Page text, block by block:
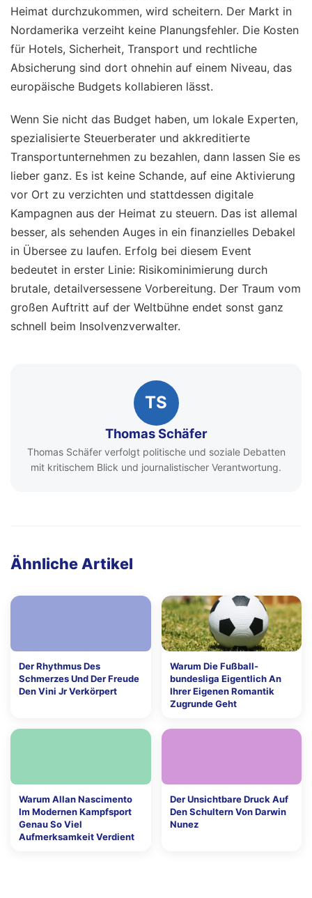
Heimat durchzukommen, wird scheitern. Der Markt in
Nordamerika verzeiht keine Planungsfehler. Die Kosten
für Hotels, Sicherheit, Transport und rechtliche
Absicherung sind dort ohnehin auf einem Niveau, das
europäische Budgets kollabieren lässt.
Wenn Sie nicht das Budget haben, um lokale Experten,
spezialisierte Steuerberater und akkreditierte
Transportunternehmen zu bezahlen, dann lassen Sie es
lieber ganz. Es ist keine Schande, auf eine Aktivierung
vor Ort zu verzichten und stattdessen digitale
Kampagnen aus der Heimat zu steuern. Das ist allemal
besser, als sehenden Auges in ein finanzielles Debakel
in Übersee zu laufen. Erfolg bei diesem Event
bedeutet in erster Linie: Risikominimierung durch
brutale, detailversessene Vorbereitung. Der Traum vom
großen Auftritt auf der Weltbühne endet sonst ganz
schnell beim Insolvenzverwalter.
TS
Thomas Schäfer
Thomas Schäfer verfolgt politische und soziale Debatten
mit kritischem Blick und journalistischer Verantwortung.
Ähnliche Artikel
Der Rhythmus Des
Schmerzes Und Der Freude
Den Vini Jr Verkörpert
Warum Die Fußball-
bundesliga Eigentlich An
Ihrer Eigenen Romantik
Zugrunde Geht
Warum Allan Nascimento
Im Modernen Kampfsport
Genau So Viel
Aufmerksamkeit Verdient
Der Unsichtbare Druck Auf
Den Schultern Von Darwin
Nunez